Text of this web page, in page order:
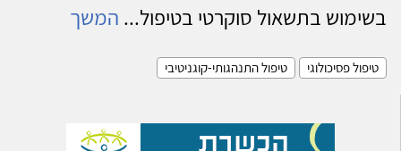
בשימוש בתשאול סוקרטי בטיפול... המשך
טיפול פסיכולוגי טיפול התנהגותי-קוגניטיבי